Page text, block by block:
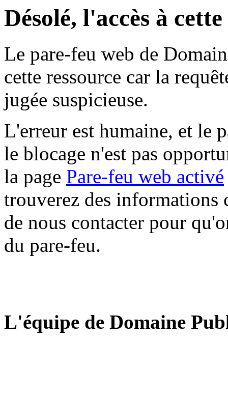
Désolé, l'accès à
Le pare-feu web de
cette ressource car la
jugée suspicieuse.
L'erreur est humaine, et le
le blocage n'est pas
la page Pare-feu web activé
trouverez des informations
de nous contacter pour
du pare-feu.
L'équipe de Domaine